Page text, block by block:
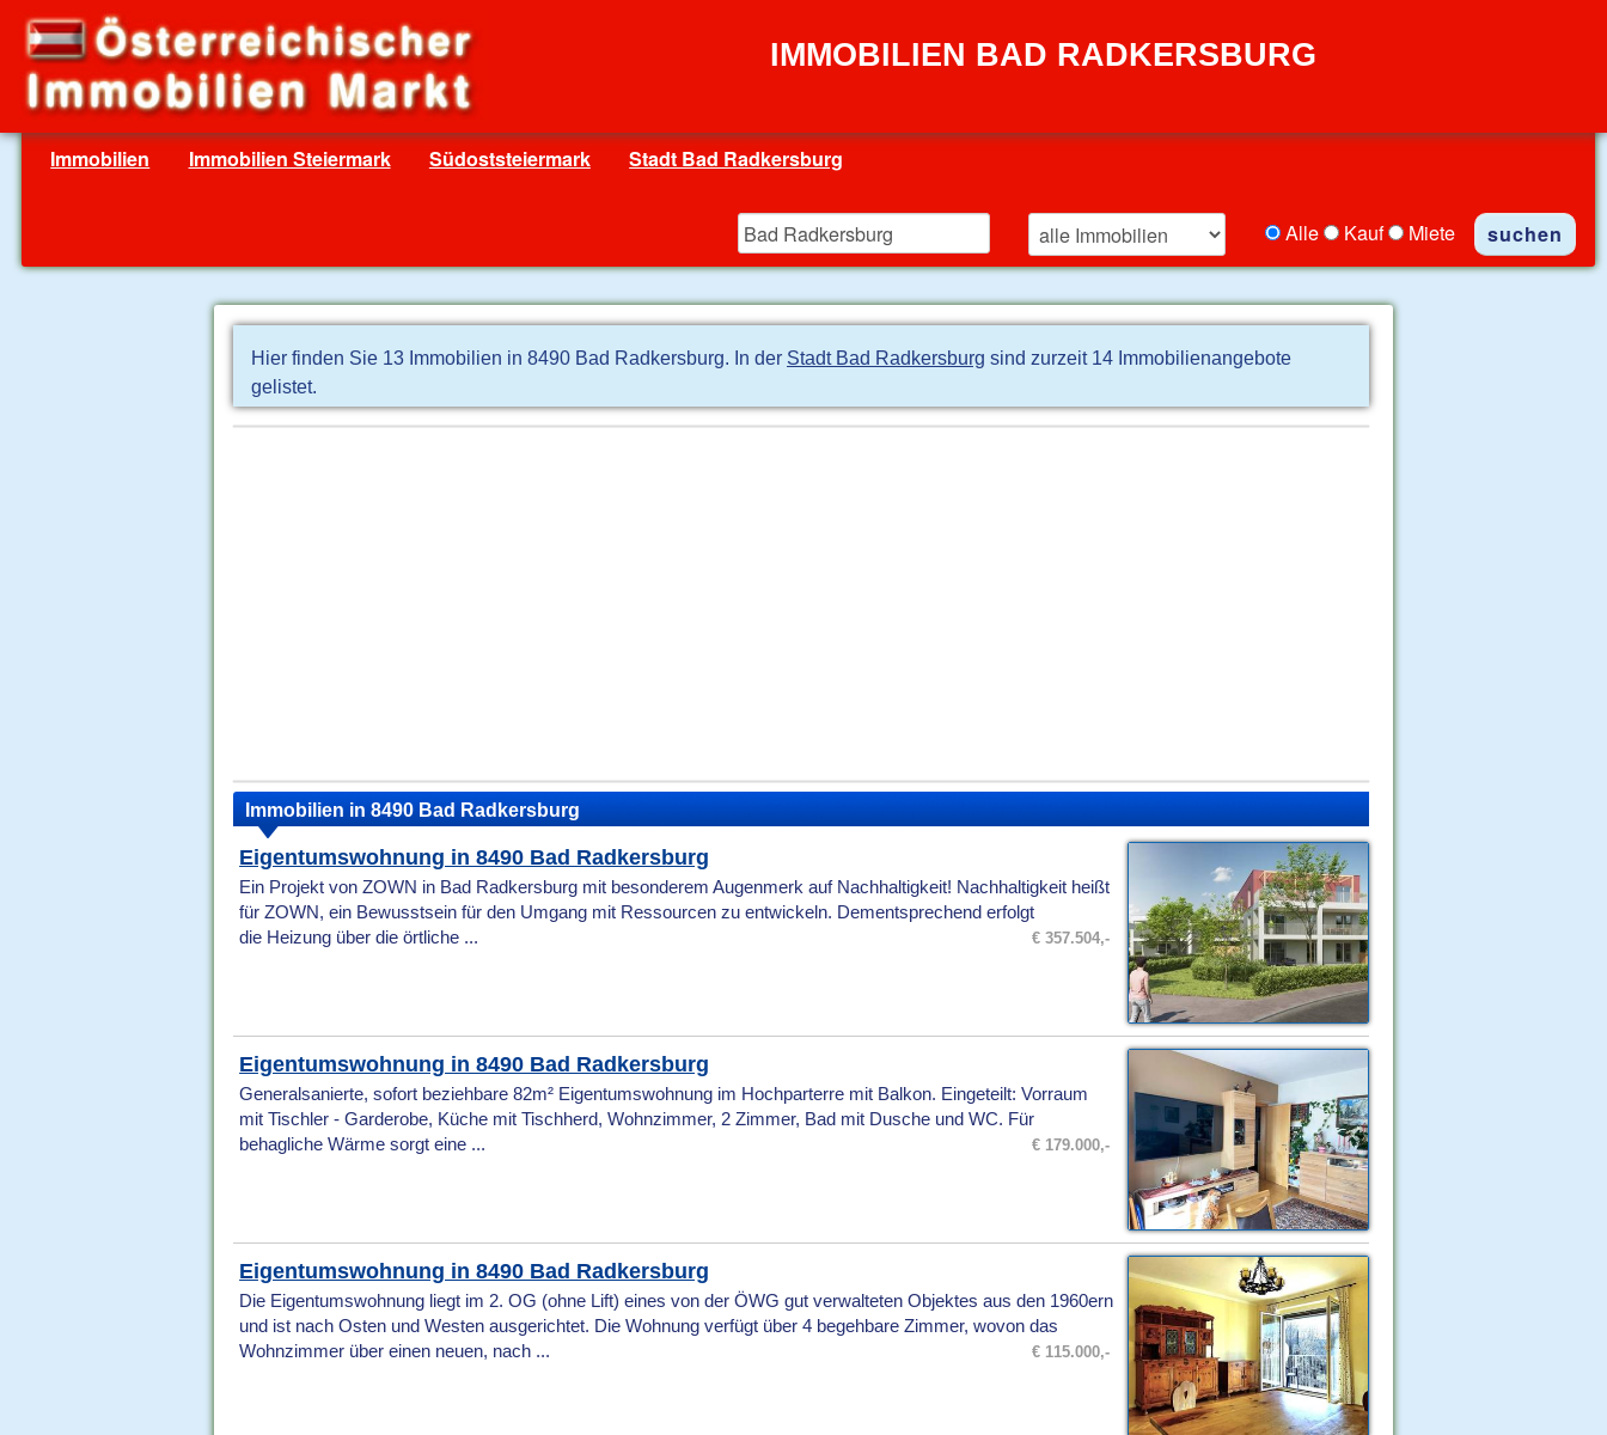
IMMOBILIEN BAD RADKERSBURG
Immobilien Immobilien Steiermark Südoststeiermark Stadt Bad Radkersburg
Alle Kauf Miete
Hier finden Sie 13 Immobilien in 8490 Bad Radkersburg. In der Stadt Bad Radkersburg sind zurzeit 14 Immobilienangebote
gelistet.
Immobilien in 8490 Bad Radkersburg
Eigentumswohnung in 8490 Bad Radkersburg
Ein Projekt von ZOWN in Bad Radkersburg mit besonderem Augenmerk auf Nachhaltigkeit! Nachhaltigkeit heißt
für ZOWN, ein Bewusstsein für den Umgang mit Ressourcen zu entwickeln. Dementsprechend erfolgt
die Heizung über die örtliche ...
€ 357.504,-
Eigentumswohnung in 8490 Bad Radkersburg
Generalsanierte, sofort beziehbare 82m² Eigentumswohnung im Hochparterre mit Balkon. Eingeteilt: Vorraum
mit Tischler - Garderobe, Küche mit Tischherd, Wohnzimmer, 2 Zimmer, Bad mit Dusche und WC. Für
behagliche Wärme sorgt eine ...
€ 179.000,-
Eigentumswohnung in 8490 Bad Radkersburg
Die Eigentumswohnung liegt im 2. OG (ohne Lift) eines von der ÖWG gut verwalteten Objektes aus den 1960ern
und ist nach Osten und Westen ausgerichtet. Die Wohnung verfügt über 4 begehbare Zimmer, wovon das
Wohnzimmer über einen neuen, nach ...
€ 115.000,-